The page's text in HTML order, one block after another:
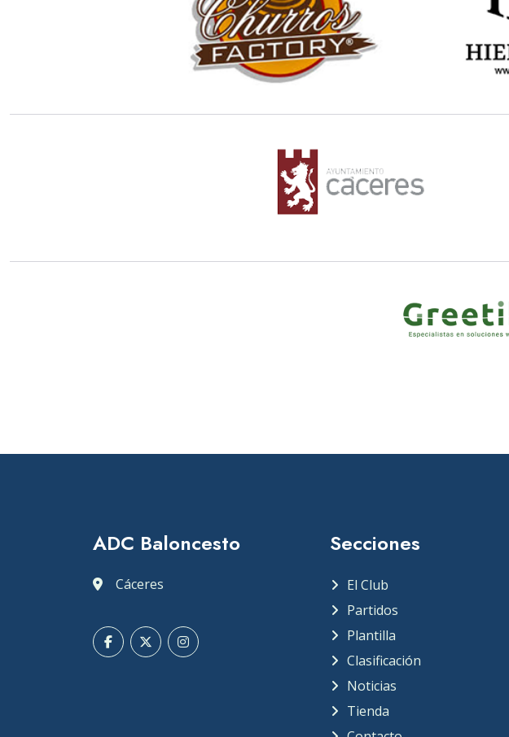
ADC Baloncesto
Cáceres
Secciones
El Club
Partidos
Plantilla
Clasificación
Noticias
Tienda